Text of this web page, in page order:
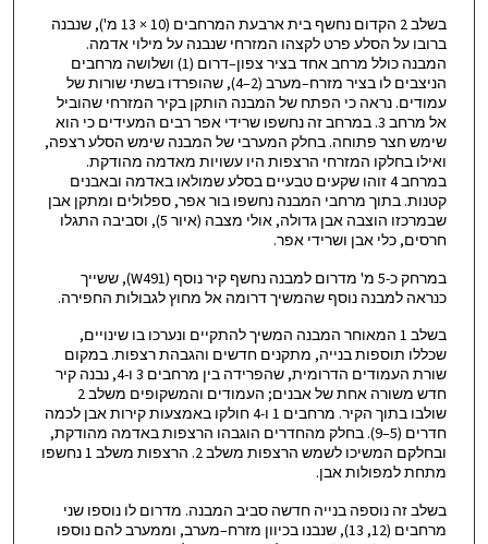
בשלב 2 הקדום נחשף בית ארבעת המרחבים (10 × 13 מ'), שנבנה
ברובו על הסלע פרט לקצהו המזרחי שנבנה על מילוי אדמה.
המבנה כולל מרחב אחד בציר צפון–דרום (1) ושלושה מרחבים
הניצבים לו בציר מזרח–מערב (2–4), שהופרדו בשתי שורות של
עמודים. נראה כי הפתח של המבנה הותקן בקיר המזרחי שהוביל
אל מרחב 3. במרחב זה נחשפו שרידי אפר רבים המעידים כי הוא
שימש חצר פתוחה. בחלק המערבי של המבנה שימש הסלע רצפה,
ואילו בחלקו המזרחי הרצפות היו עשויות מאדמה מהודקת.
במרחב 4 זוהו שקעים טבעיים בסלע שמולאו באדמה ובאבנים
קטנות. בתוך מרחבי המבנה נחשפו בור אפר, ספלולים ומתקן אבן
שבמרכזו הוצבה אבן גדולה, אולי מצבה (איור 5), וסביבה התגלו
חרסים, כלי אבן ושרידי אפר.
במרחק כ-5 מ' מדרום למבנה נחשף קיר נוסף (W491), ששייך
כנראה למבנה נוסף שהמשיך דרומה אל מחוץ לגבולות החפירה.
בשלב 1 המאוחר המבנה המשיך להתקיים ונערכו בו שינויים,
שכללו תוספות בנייה, מתקנים חדשים והגבהת רצפות. במקום
שורת העמודים הדרומית, שהפרידה בין מרחבים 3 ו-4, נבנה קיר
חדש משורה אחת של אבנים; העמודים והמשקופים משלב 2
שולבו בתוך הקיר. מרחבים 1 ו-4 חולקו באמצעות קירות אבן לכמה
חדרים (5–9). בחלק מהחדרים הוגבהו הרצפות באדמה מהודקת,
ובחלקם המשיכו לשמש הרצפות משלב 2. הרצפות משלב 1 נחשפו
מתחת למפולות אבן.
בשלב זה נוספה בנייה חדשה סביב המבנה. מדרום לו נוספו שני
מרחבים (12, 13), שנבנו בכיוון מזרח–מערב, וממערב להם נוספו